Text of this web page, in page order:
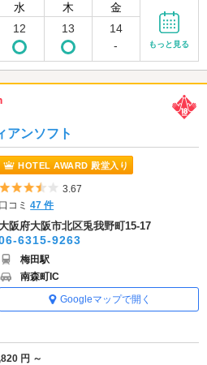
水 木 金
12 13
14
-
もっと見る
ンソフト
HOTEL AWARD 殿堂入り
5つ星のうち3.5
3.67
口コミ47 件
阪府大阪市北区兎我野町15-17
6315-9263
梅田駅
南森町IC
Googleマップで開く
円 ～